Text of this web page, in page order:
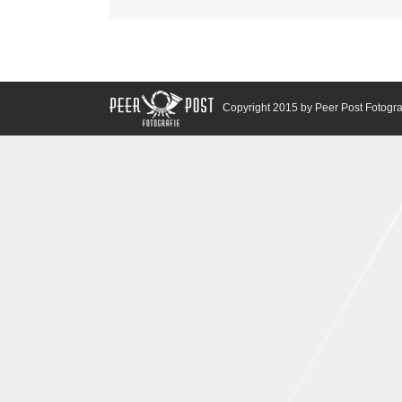
Copyright 2015 by Peer Post